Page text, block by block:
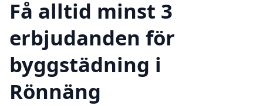
Få alltid minst 3
erbjudanden för
byggstädning i
Rönnäng